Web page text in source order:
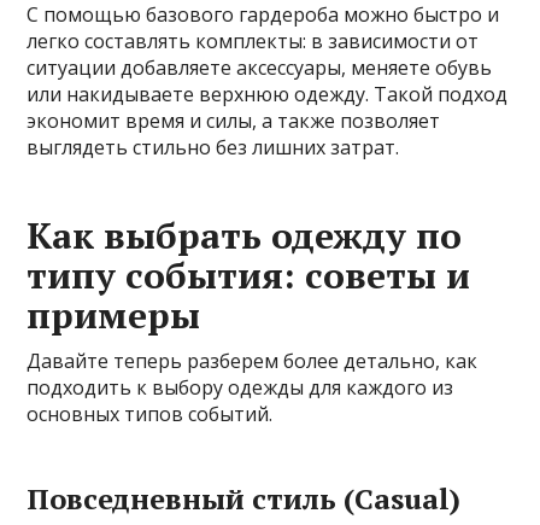
С помощью базового гардероба можно быстро и
легко составлять комплекты: в зависимости от
ситуации добавляете аксессуары, меняете обувь
или накидываете верхнюю одежду. Такой подход
экономит время и силы, а также позволяет
выглядеть стильно без лишних затрат.
Как выбрать одежду по
типу события: советы и
примеры
Давайте теперь разберем более детально, как
подходить к выбору одежды для каждого из
основных типов событий.
Повседневный стиль (Casual)